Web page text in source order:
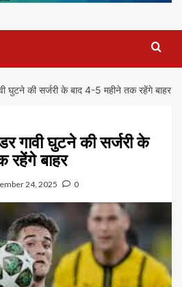
घुटने की सर्जरी के बाद 4-5 महीने तक रहेंगे बाहर
गावी घुटने की सर्जरी के
रहेंगे बाहर
24, 2025 0